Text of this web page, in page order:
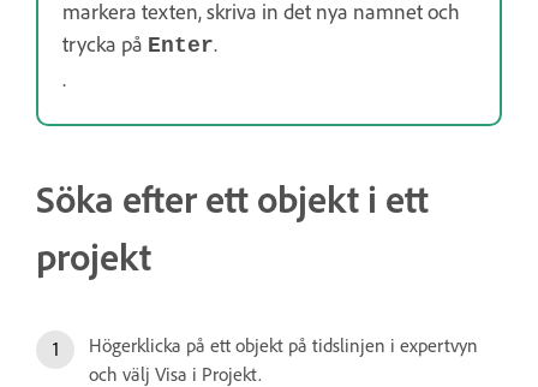
markera texten, skriva in det nya namnet och
trycka på Enter.
.
Söka efter ett objekt i ett
projekt
Högerklicka på ett objekt på tidslinjen i expertvyn
och välj Visa i Projekt.